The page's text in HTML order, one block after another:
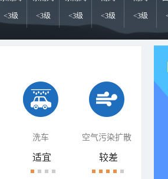
<3级 <3级 <3级 <3级 <3级
洗车 空气污染扩散
适宜 较差